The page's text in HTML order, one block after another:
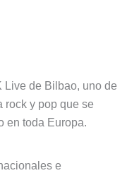
Live de Bilbao, uno de
rock y pop que se
en toda Europa.
e